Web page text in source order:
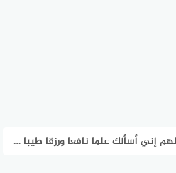
أسألك علما نافعا ورزقا طيبا وعملا متقبلا».. أذكار الصباح اليوم «رددها الآن» – الأسبوع